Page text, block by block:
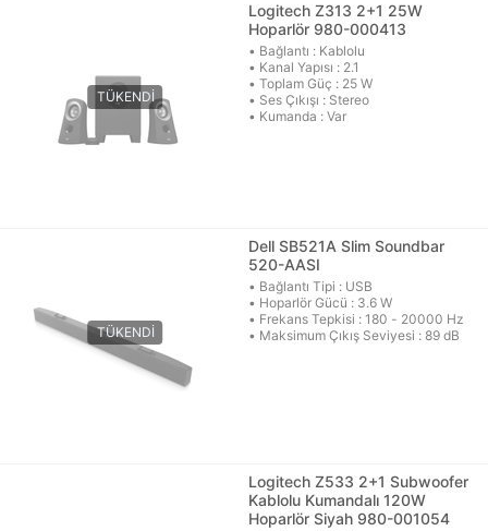
Logitech Z313 2+1 25W
Hoparlör 980-000413
• Bağlantı : Kablolu
• Kanal Yapısı : 2.1
• Toplam Güç : 25 W
• Ses Çıkışı : Stereo
• Kumanda : Var
Dell SB521A Slim Soundbar
520-AASI
• Bağlantı Tipi : USB
• Hoparlör Gücü : 3.6 W
• Frekans Tepkisi : 180 - 20000 Hz
• Maksimum Çıkış Seviyesi : 89 dB
Logitech Z533 2+1 Subwoofer
Kablolu Kumandalı 120W
Hoparlör Siyah 980-001054